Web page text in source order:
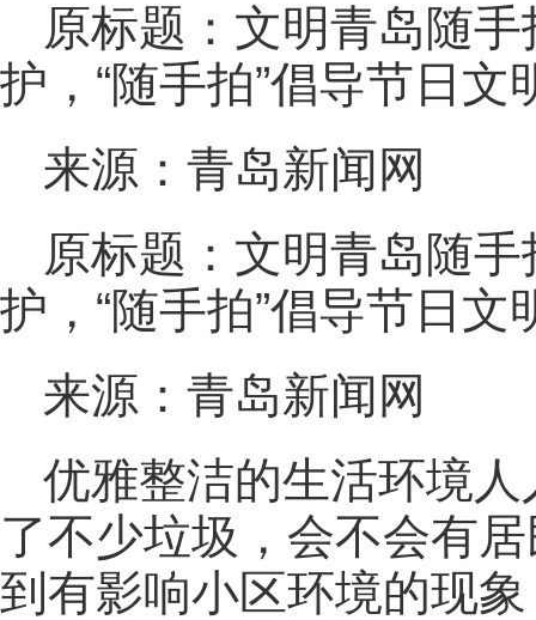
原标题：文明青岛随
护，“随手拍”倡导节日文
来源：青岛新闻网
原标题：文明青岛随
护，“随手拍”倡导节日文
来源：青岛新闻网
优雅整洁的生活环境
了不少垃圾，会不会有
到有影响小区环境的现